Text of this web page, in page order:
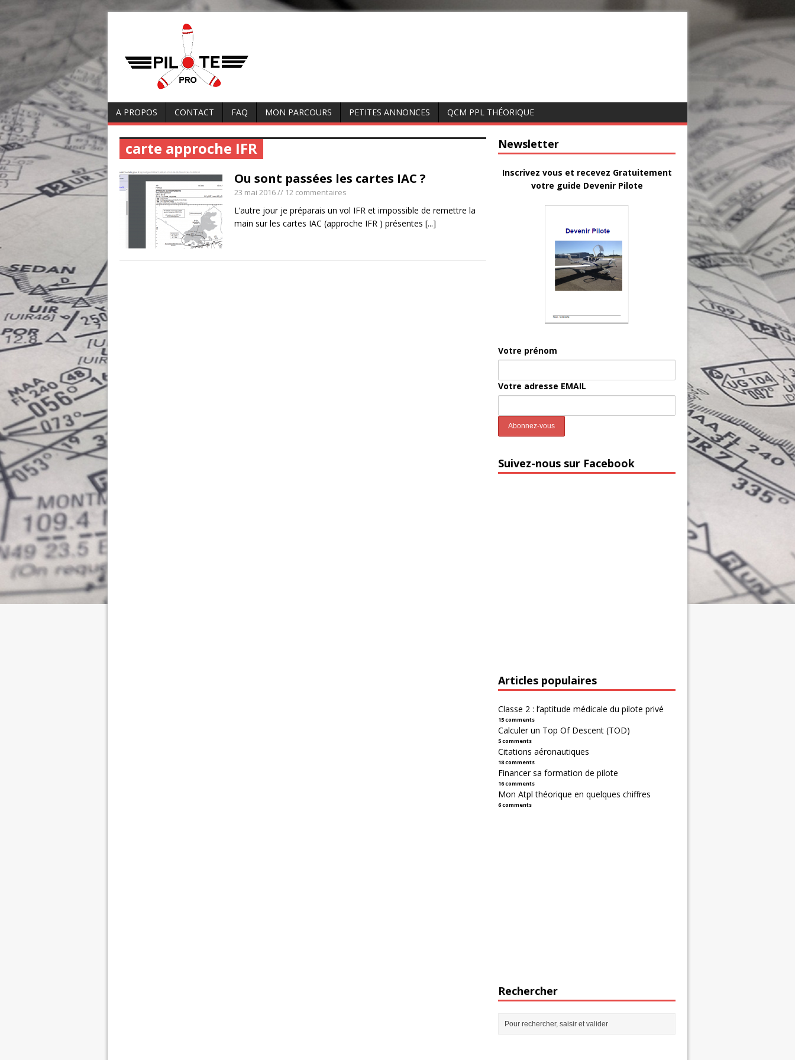
A PROPOS CONTACT FAQ MON PARCOURS PETITES ANNONCES QCM PPL THÉORIQUE
carte approche IFR
Ou sont passées les cartes IAC ?
23 mai 2016// 12 commentaires
L’autre jour je préparais un vol IFR et impossible de remettre la
main sur les cartes IAC (approche IFR ) présentes [...]
Newsletter
Inscrivez vous et recevez Gratuitement
votre guide Devenir Pilote
Votre prénom
Votre adresse EMAIL
Suivez-nous sur Facebook
Articles populaires
Classe 2 : l’aptitude médicale du pilote privé
15 comments
Calculer un Top Of Descent (TOD)
5 comments
Citations aéronautiques
18 comments
Financer sa formation de pilote
16 comments
Mon Atpl théorique en quelques chiffres
6 comments
Rechercher